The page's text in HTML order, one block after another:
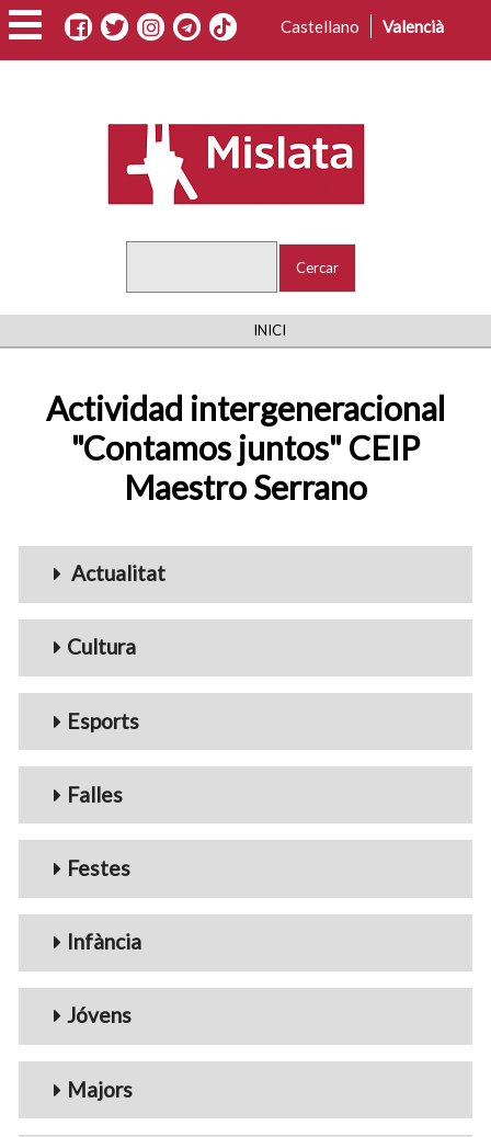
Vés
al
contingut
Castellano Valencià
FIL
INICI
Actividad intergeneracional
"Contamos juntos" CEIP
Maestro Serrano
Menu_Videos
Actualitat
Cultura
Esports
Falles
Festes
Infància
Jóvens
Majors